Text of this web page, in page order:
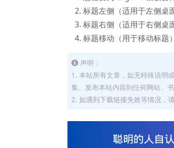
标题左侧（适用于左侧桌
标题右侧（适用于右侧桌
标题移动（用于移动标题）
声明：
1. 本站所有文章，如无特殊说明
集、发布本站内容到任何网站、
2. 如遇到下载链接失效等情况，